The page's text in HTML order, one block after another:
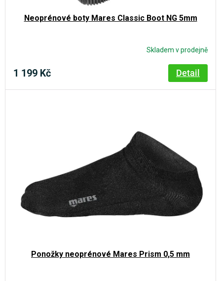
Neoprénové boty Mares Classic Boot NG 5mm
Skladem v prodejně
1 199 Kč Detail
Ponožky neoprénové Mares Prism 0,5 mm